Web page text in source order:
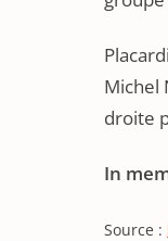
Michel
droite
In
Source :